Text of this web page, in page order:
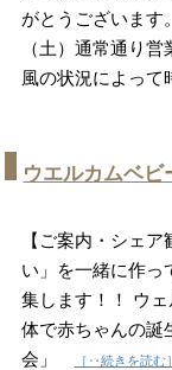
がとうございます
（土）通常通り
風の状況によっ
ウエルカムベビ
【ご案内・シェ
い」を一緒に作っ
集します！！ ウ
体で赤ちゃんの誕
会」
［‥続きを読む］